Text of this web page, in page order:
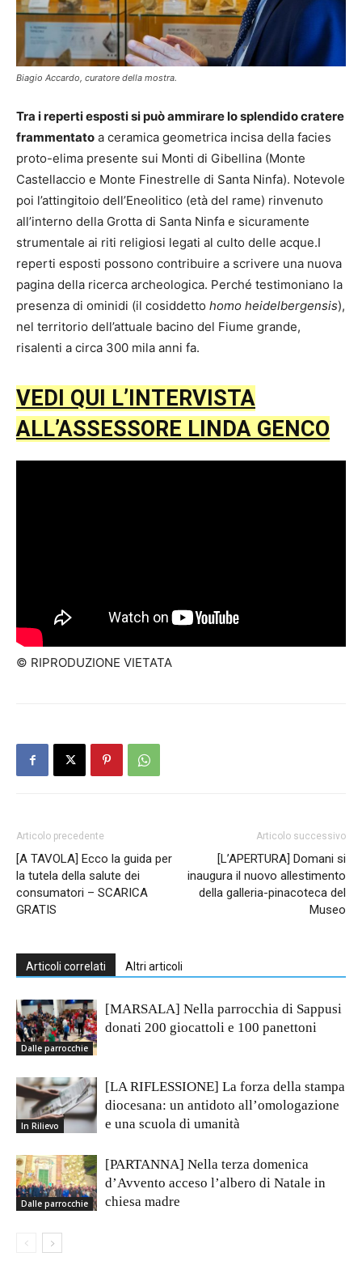
Biagio Accardo, curatore della mostra.
Tra i reperti esposti si può ammirare lo splendido cratere
frammentato a ceramica geometrica incisa della facies
proto-elima presente sui Monti di Gibellina (Monte
Castellaccio e Monte Finestrelle di Santa Ninfa). Notevole
poi l’attingitoio dell’Eneolitico (età del rame) rinvenuto
all’interno della Grotta di Santa Ninfa e sicuramente
strumentale ai riti religiosi legati al culto delle acque.I
reperti esposti possono contribuire a scrivere una nuova
pagina della ricerca archeologica. Perché testimoniano la
presenza di ominidi (il cosiddetto homo heidelbergensis),
nel territorio dell’attuale bacino del Fiume grande,
risalenti a circa 300 mila anni fa.
VEDI QUI L’INTERVISTA
ALL’ASSESSORE LINDA GENCO
© RIPRODUZIONE VIETATA
Articolo precedente
[A TAVOLA] Ecco la guida per
la tutela della salute dei
consumatori – SCARICA
GRATIS
Articolo successivo
[L’APERTURA] Domani si
inaugura il nuovo allestimento
della galleria-pinacoteca del
Museo
Articoli correlati Altri articoli
Dalle parrocchie
[MARSALA] Nella parrocchia di Sappusi
donati 200 giocattoli e 100 panettoni
In Rilievo
[LA RIFLESSIONE] La forza della stampa
diocesana: un antidoto all’omologazione
e una scuola di umanità
Dalle parrocchie
[PARTANNA] Nella terza domenica
d’Avvento acceso l’albero di Natale in
chiesa madre